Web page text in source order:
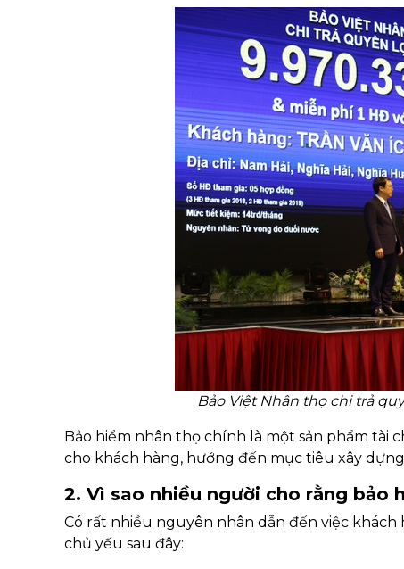
Bảo Việt Nhân thọ chi trả
Bảo hiểm nhân thọ chính là một sản phẩm tài
cho khách hàng, hướng đến mục tiêu xây
2. Vì sao nhiều người cho rằng bảo
Có rất nhiều nguyên nhân dẫn đến việc
chủ yếu sau đây: